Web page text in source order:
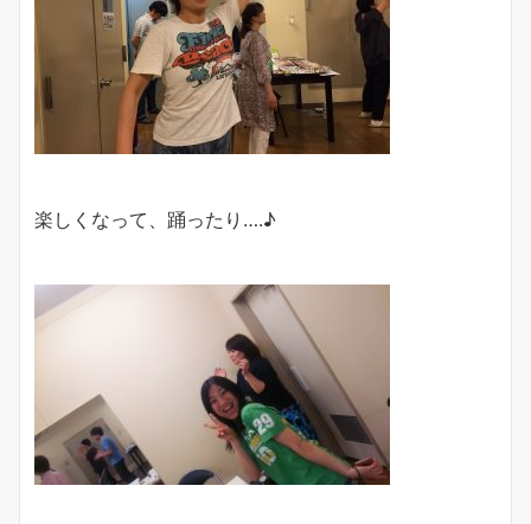
楽しくなって、踊ったり….♪